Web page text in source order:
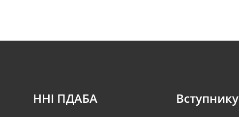
ННІ ПДАБА Вступнику